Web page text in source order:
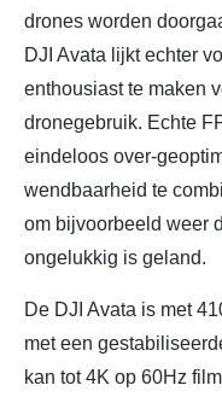
drones worden
DJI Avata lijkt echter
enthousiast te maken
dronegebruik. Echte
eindeloos over-
wendbaarheid te
om bijvoorbeeld weer
ongelukkig is geland.
De DJI Avata is met
met een
kan tot 4K op 60Hz